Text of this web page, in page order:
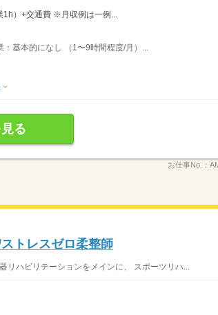
1h）+交通費 ※月収例は一例...
基本的になし （1〜9時間程度/月）...
る
お仕事No.：
トレスゼロ柔整師
ハビリテーションをメインに、 スポーツリハ...